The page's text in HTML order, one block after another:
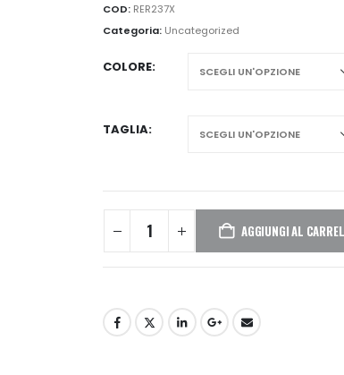
€57,38
COD: RER237X
Categoria: Uncategorized
COLORE
TAGLIA
AGGIUNGI AL